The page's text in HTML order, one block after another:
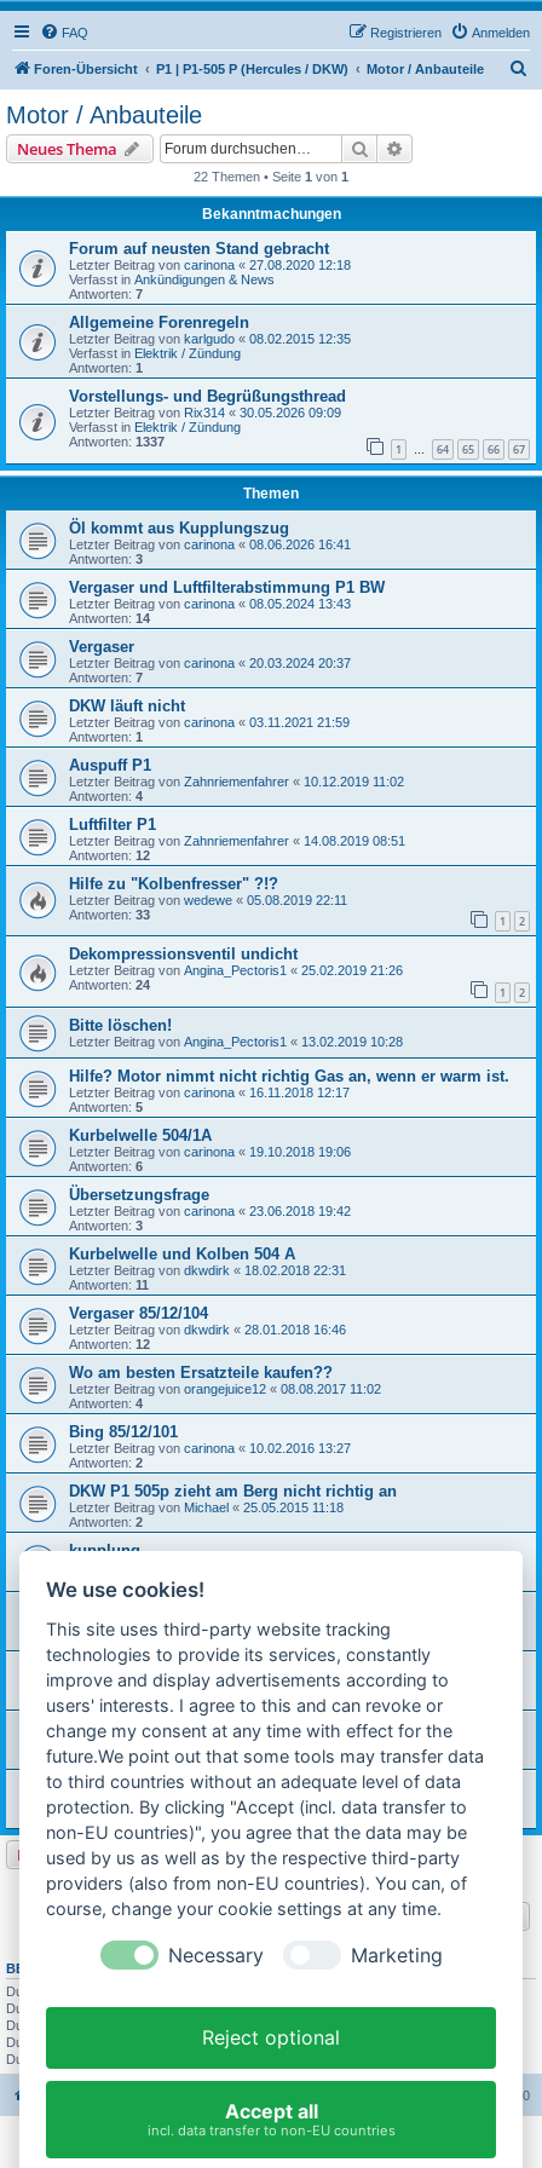
FAQ Anmelden
Registrieren
Foren-Übersicht P1 | P1-505 P (Hercules / DKW) Motor / Anbauteile
Motor / Anbauteile
Neues Thema Suche
22 Themen • Seite 1 von 1
Bekanntmachungen
Forum auf neusten Stand gebracht
Letzter Beitrag von carinona « 27.08.2020 12:18
Verfasst in Ankündigungen & News
Antworten: 7
Allgemeine Forenregeln
Letzter Beitrag von karlgudo « 08.02.2015 12:35
Verfasst in Elektrik / Zündung
Antworten: 1
Vorstellungs- und Begrüßungsthread
Letzter Beitrag von Rix314 « 30.05.2026 09:09
Verfasst in Elektrik / Zündung
Antworten: 1337 1 … 64 65 66 67
Themen
Öl kommt aus Kupplungszug
Letzter Beitrag von carinona « 08.06.2026 16:41
Antworten: 3
Vergaser und Luftfilterabstimmung P1 BW
Letzter Beitrag von carinona « 08.05.2024 13:43
Antworten: 14
Vergaser
Letzter Beitrag von carinona « 20.03.2024 20:37
Antworten: 7
DKW läuft nicht
Letzter Beitrag von carinona « 03.11.2021 21:59
Antworten: 1
Auspuff P1
Letzter Beitrag von Zahnriemenfahrer « 10.12.2019 11:02
Antworten: 4
Luftfilter P1
Letzter Beitrag von Zahnriemenfahrer « 14.08.2019 08:51
Antworten: 12
Hilfe zu "Kolbenfresser" ?!?
Letzter Beitrag von wedewe « 05.08.2019 22:11
Antworten: 33 1 2
Dekompressionsventil undicht
Letzter Beitrag von Angina_Pectoris1 « 25.02.2019 21:26
Antworten: 24 1 2
Bitte löschen!
Letzter Beitrag von Angina_Pectoris1 « 13.02.2019 10:28
Hilfe? Motor nimmt nicht richtig Gas an, wenn er warm ist.
Letzter Beitrag von carinona « 16.11.2018 12:17
Antworten: 5
Kurbelwelle 504/1A
Letzter Beitrag von carinona « 19.10.2018 19:06
Antworten: 6
Übersetzungsfrage
Letzter Beitrag von carinona « 23.06.2018 19:42
Antworten: 3
Kurbelwelle und Kolben 504 A
Letzter Beitrag von dkwdirk « 18.02.2018 22:31
Antworten: 11
Vergaser 85/12/104
Letzter Beitrag von dkwdirk « 28.01.2018 16:46
Antworten: 12
Wo am besten Ersatzteile kaufen??
Letzter Beitrag von orangejuice12 « 08.08.2017 11:02
Antworten: 4
Bing 85/12/101
Letzter Beitrag von carinona « 10.02.2016 13:27
Antworten: 2
DKW P1 505p zieht am Berg nicht richtig an
Letzter Beitrag von Michael « 25.05.2015 11:18
Antworten: 2
kupplung
Letzter Beitrag vonbiff «24.06.2013 15:35
Antworten:5
Probleme bei der ersten Fahrt--> Motorlauf
Letzter Beitrag vonbiff« 24.06.2013 15:33
Antworten:7
springt nicht an wenn das rad am boden steht
Letzter Beitrag von MFFNürnberg
Antworten:2
DKW M504, Motor hat Aussetzer, Drehzahlverlust!
Letzter Beitrag vontechnik-ostfriese«07.06.2012 18:06
Antworten: 2
Neues Thema
22 Themen • Seite von
Gehe zu
BERECHTIGUNGEN IN DIESEM FORUM
Du darfst
Du darfstkeineAntworten zu Themen in diesem Forum erstellen.
Du darfst deine Beiträge in diesem Forum
Du darfst deine Beiträge in diesem Forumnichtlöschen.
Du darfst
UTC+02:00
We use cookies!
This site uses third-party website tracking
technologies to provide its services, constantly
improve and display advertisements according to
users' interests. I agree to this and can revoke or
change my consent at any time with effect for the
future.We point out that some tools may transfer data
to third countries without an adequate level of data
protection. By clicking "Accept (incl. data transfer to
non-EU countries)", you agree that the data may be
used by us as well as by the respective third-party
providers (also from non-EU countries). You can, of
course, change your cookie settings at any time.
Necessary Marketing
Reject optional
Accept all
incl. data transfer to non-EU countries